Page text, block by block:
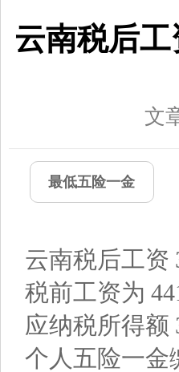
云南税后
文
最低五险一金
云南税后工资
税前工资为
应纳税所得额
个人五险一金